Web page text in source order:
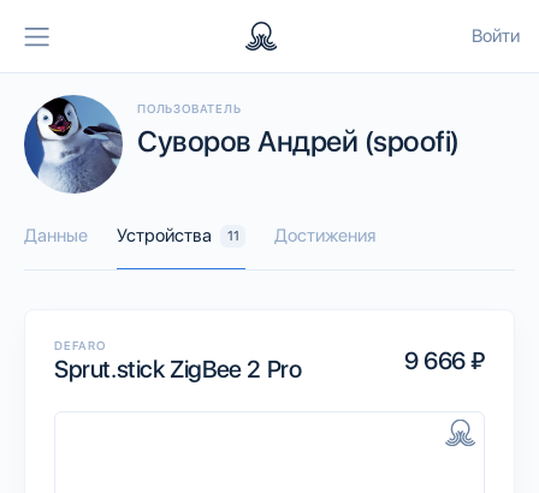
Войти
ПОЛЬЗОВАТЕЛЬ
Суворов Андрей (spoofi)
Данные Устройства 11 Достижения
DEFARO
Sprut.stick ZigBee 2 Pro 9 666 ₽